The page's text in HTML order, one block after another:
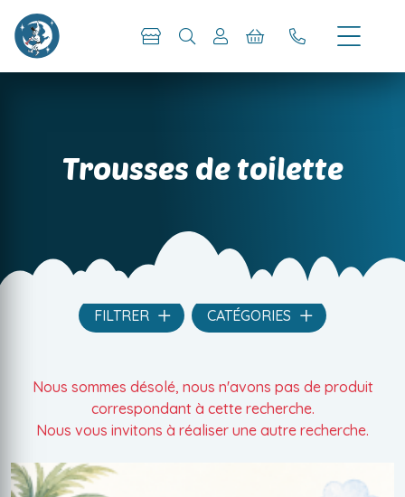
Trousses de toilette
FILTRER CATÉGORIES
Nous sommes désolé, nous n'avons pas de produit
correspondant à cette recherche.
Nous vous invitons à réaliser une autre recherche.